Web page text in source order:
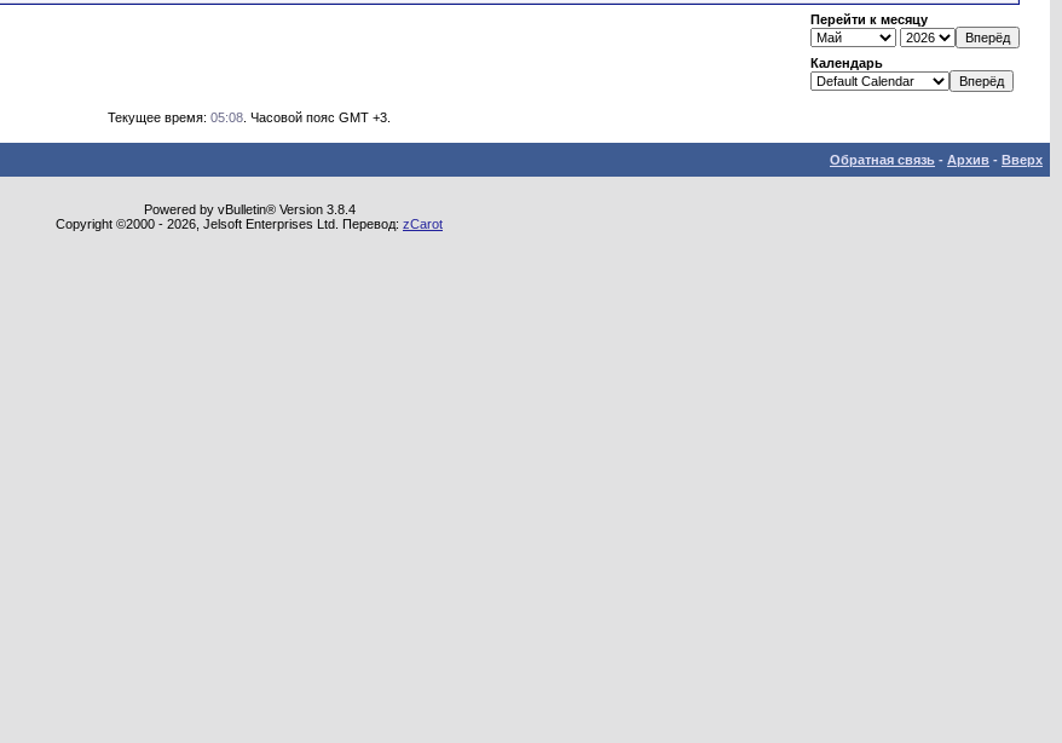
Перейти к месяцу
Календарь
Текущее время: 05:08 . Часовой пояс GMT +3.
Обратная связь - Архив - Вверх
Powered by vBulletin® Version 3.8.4
Copyright ©2000 - 2026, Jelsoft Enterprises Ltd. Перевод: zCarot